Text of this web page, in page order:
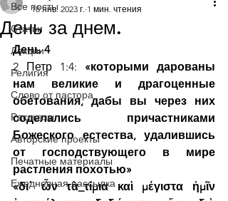
Все посты
Статьи
Лекции
Религия
Слово от пастора
Рассказы
Авторские проекты
Печатные материалы
Ежедневная рассылка
День за днем.
18 янв. 2023 г. 1 мин. чтения
День 4
2 Петр 1:4: «которыми дарованы
нам великие и драгоценные
обетования, дабы вы через них
соделались причастниками
Божеского естества, удалившись
от господствующего в мире
растления похотью»
«δι΄ ὧν τὰ_τίμια καὶ μέγιστα ἡμῖν